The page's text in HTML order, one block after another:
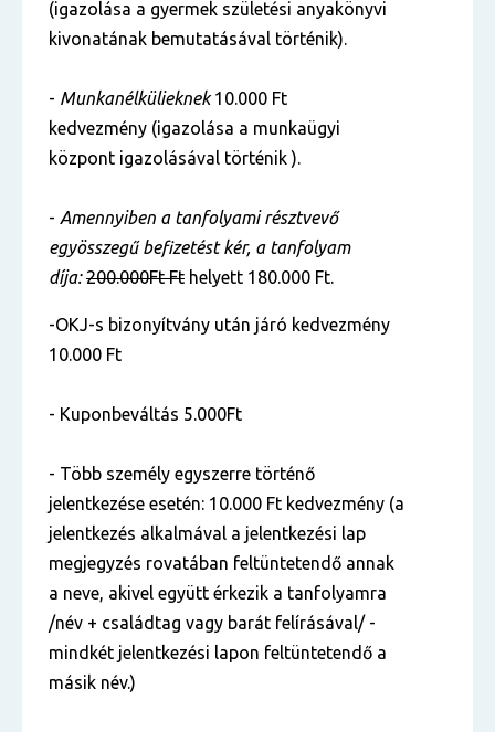
(igazolása a gyermek születési anyakönyvi
kivonatának bemutatásával történik).
- Munkanélkülieknek10.000 Ft
kedvezmény (igazolása a munkaügyi
központ igazolásával történik ).
- Amennyiben a tanfolyami résztvevő
egyösszegű befizetést kér, a tanfolyam
díja: 200.000Ft Ft helyett 180.000 Ft.
-OKJ-s bizonyítvány után járó kedvezmény
10.000 Ft
- Kuponbeváltás 5.000Ft
- Több személy egyszerre történő
jelentkezése esetén: 10.000 Ft kedvezmény (a
jelentkezés alkalmával a jelentkezési lap
megjegyzés rovatában feltüntetendő annak
a neve, akivel együtt érkezik a tanfolyamra
/név + családtag vagy barát felírásával/ -
mindkét jelentkezési lapon feltüntetendő a
másik név.)